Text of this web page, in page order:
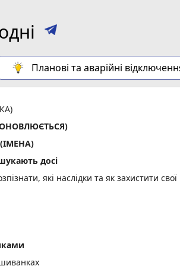
Планові та аварійні
(ОНОВЛЮЄТЬСЯ)
досі
які наслідки та як захистити свої